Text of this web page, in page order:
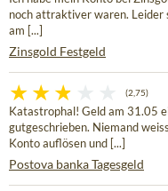
noch attraktiver waren. Leider
am [...]
Zinsgold Festgeld
(2,75)
Katastrophal! Geld am 31.05
gutgeschrieben. Niemand
Konto auflösen und [...]
Postova banka Tagesgeld